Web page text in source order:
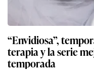
“Envidiosa”,
terapia y la serie
temporada